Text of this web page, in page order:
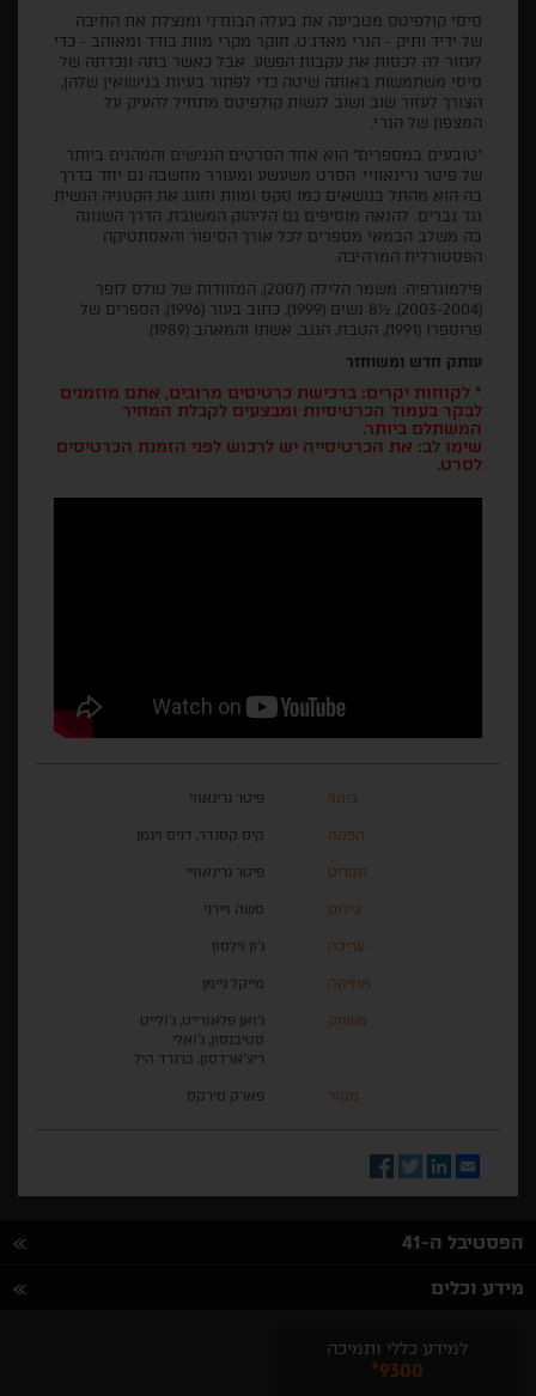
סיסי קולפיטס מטביעה את בעלה הבוגדני ומנצלת את החיבה
של ידיד ותיק - הנרי מאדג'ט, חוקר מקרי מוות בודד ומאוהב - כדי
לעזור לה לכסות את עקבות הפשע. אבל כאשר בתה ונכדתה של
סיסי משתמשות באותה שיטה כדי לפתור בעיות בנישואין שלהן,
הצורך לעזור שוב ושוב לנשות קולפיטס מתחיל להעיק על
המצפון של הנרי.
"טובעים במספרים" הוא אחד הסרטים הנגישים והמהנים ביותר
של פיטר גרינאוויי. הסרט משעשע ומעורר מחשבה גם יחד בדרך
בה הוא מהתל בנושאים כמו סקס ומוות וחוגג את הקנוניה הנשית
נגד גברים. להנאה מוסיפים גם הליהוק המשובח, הדרך השנונה
בה משלב הבמאי מספרים לכל אורך הסיפור והאסתטיקה
הפסטורלית המרהיבה.
פילמוגרפיה: משמר הלילה (2007), המזוודות של טולס לופר
(2003-2004), ½8 נשים (1999), כתוב בעור (1996), הספרים של
פרוספרו (1991), הטבח, הגנב, אשתו והמאהב (1989).
עותק חדש ומשוחזר
* לקוחות יקרים: ברכישת כרטיסים מרובים, אתם מוזמנים
לבקר בעמוד הכרטיסיות ומבצעים לקבלת המחיר
המשתלם ביותר.
שימו לב: את הכרטיסייה יש לרכוש לפני הזמנת הכרטיסים
לסרט.
בימוי פיטר גרינאווי
הפקה קיס קסנדר, דניס ויגמן
תסריט פיטר גרינאוויי
צילום סשה ויירני
עריכה ג'ון וילסון
מוזיקה מייקל ניימן
משחק
ג'ואן פלאורייט, ג'ולייט
סטיבנסון, ג'ואלי
ריצ'ארדסון, ברנרד היל
מקור פארק סירקס
Email
LinkedIn
Twitter
Facebook
הפסטיבל ה-41
מידע וכלים
למידע כללי ותמיכה
*9300